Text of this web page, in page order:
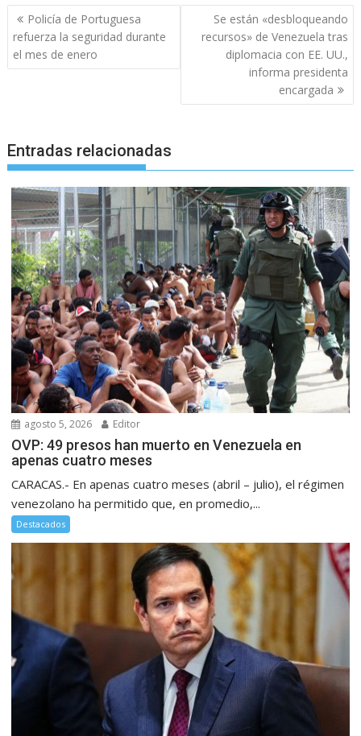
Navegación
de
entradas
Policía de Portuguesa
refuerza la seguridad durante
el mes de enero
Se están «desbloqueando
recursos» de Venezuela tras
diplomacia con EE. UU.,
informa presidenta
encargada
Entradas relacionadas
agosto 5, 2026 Editor
OVP: 49 presos han muerto en Venezuela en
apenas cuatro meses
CARACAS.- En apenas cuatro meses (abril – julio), el régimen
venezolano ha permitido que, en promedio,...
Destacados